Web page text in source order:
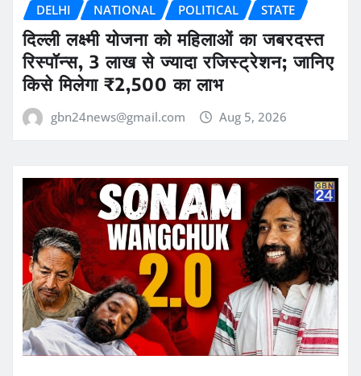
DELHI NATIONAL POLITICAL STATE
दिल्ली लक्ष्मी योजना को महिलाओं का जबरदस्त
रिस्पॉन्स, 3 लाख से ज्यादा रजिस्ट्रेशन; जानिए
किसे मिलेगा ₹2,500 का लाभ
gbn24news@gmail.com Aug 5, 2026